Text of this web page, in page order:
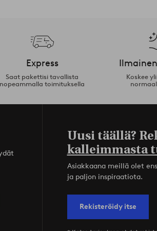
Express
Saat pakettisi tavallista
nopeammalla toimituksella
Koskee
Uusi täällä?
kalleimmasta
Asiakkaana meillä olet
ja paljon inspiraatiota.
Rekisteröidy itse